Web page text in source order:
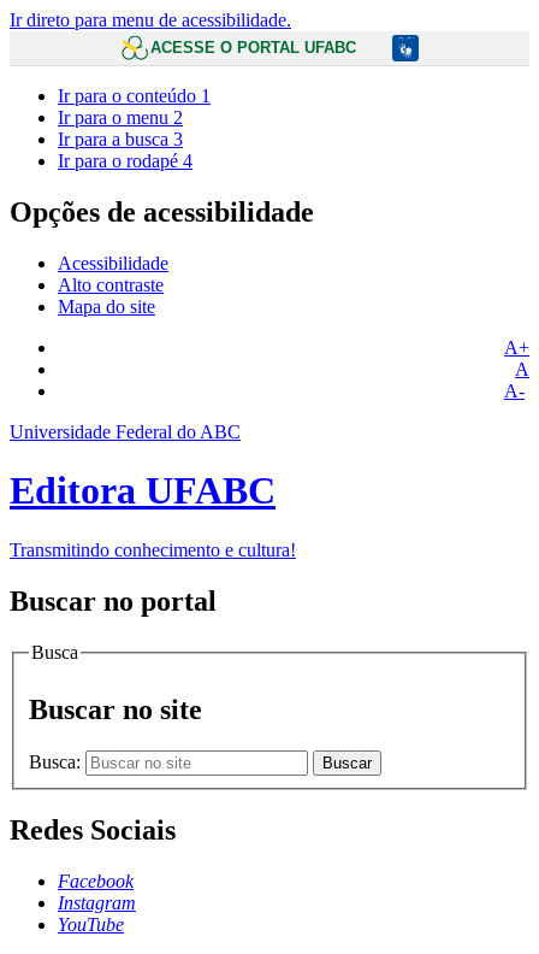
Ir direto para menu de acessibilidade.
ACESSE O PORTAL UFABC
Ir para o conteúdo 1
Ir para o menu 2
Ir para a busca 3
Ir para o rodapé 4
Opções de acessibilidade
Acessibilidade
Alto contraste
Mapa do site
A+
A
A-
Universidade Federal do ABC
Editora UFABC
Transmitindo conhecimento e cultura!
Buscar no portal
Busca
Buscar no site
Busca: Buscar
Redes Sociais
Facebook
Instagram
YouTube